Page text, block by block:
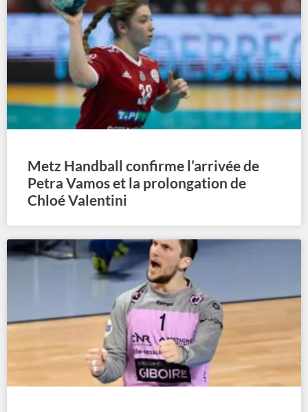
Metz Handball confirme l’arrivée de
Petra Vamos et la prolongation de
Chloé Valentini